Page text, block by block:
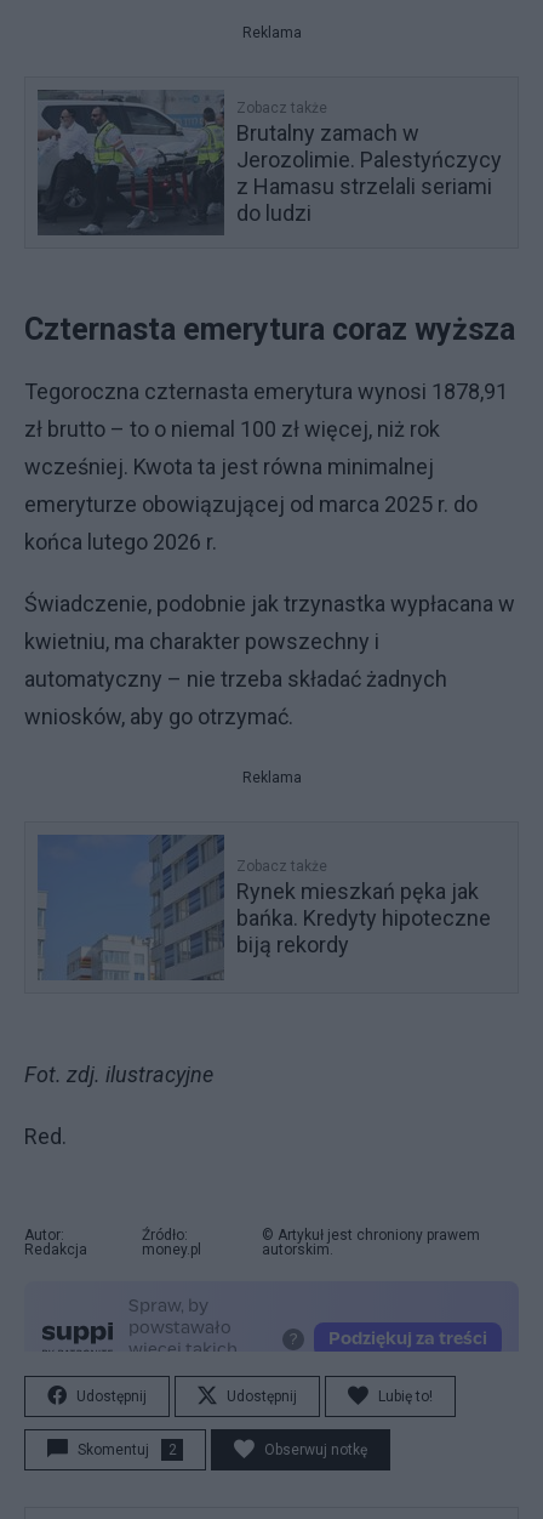
Reklama
Zobacz także
Brutalny zamach w
Jerozolimie. Palestyńczycy
z Hamasu strzelali seriami
do ludzi
Czternasta emerytura coraz wyższa
Tegoroczna czternasta emerytura wynosi 1878,91
zł brutto – to o niemal 100 zł więcej, niż rok
wcześniej. Kwota ta jest równa minimalnej
emeryturze obowiązującej od marca 2025 r. do
końca lutego 2026 r.
Świadczenie, podobnie jak trzynastka wypłacana w
kwietniu, ma charakter powszechny i
automatyczny – nie trzeba składać żadnych
wniosków, aby go otrzymać.
Reklama
Zobacz także
Rynek mieszkań pęka jak
bańka. Kredyty hipoteczne
biją rekordy
Fot. zdj. ilustracyjne
Red.
Autor:
Redakcja
Źródło:
money.pl
© Artykuł jest chroniony prawem
autorskim.
Udostępnij Udostępnij Lubię to!
Skomentuj 2 Obserwuj notkę